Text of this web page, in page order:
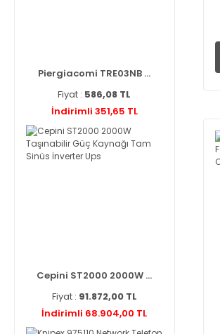
Piergiacomi TRE03NB ...
Fiyat : 586,08 TL
İndirimli 351,65 TL
Cepini ST2000 2000W ...
Fiyat : 91.872,00 TL
İndirimli 68.904,00 TL